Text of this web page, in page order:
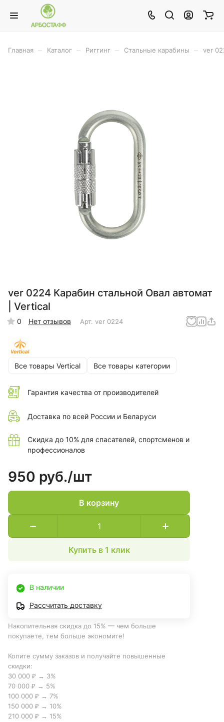
Главная Каталог Риггинг Стальные карабины ver
ver 0224 Карабин стальной Овал автомат
| Vertical
0 Нет отзывов Арт. ver 0224
Все товары Vertical Все товары категории
Гарантия качества от производителей
Доставка по всей России и Беларуси
Скидка до 10% для спасателей, спортсменов и
профессионалов
950 руб./шт
В корзину
Купить в 1 клик
В наличии
Рассчитать доставку
Накопительная скидка до 15% — чем больше
покупаете, тем больше экономите!
Копите сумму заказов и получайте повышенные
скидки:
30 000 ₽ → 3%
70 000 ₽ → 5%
100 000 ₽ → 7%
150 000 ₽ → 10%
210 000 ₽ → 15%